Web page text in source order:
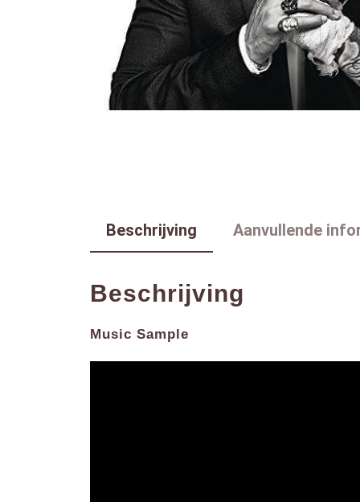
Beschrijving Aanvullende
Beschrijving
Music Sample